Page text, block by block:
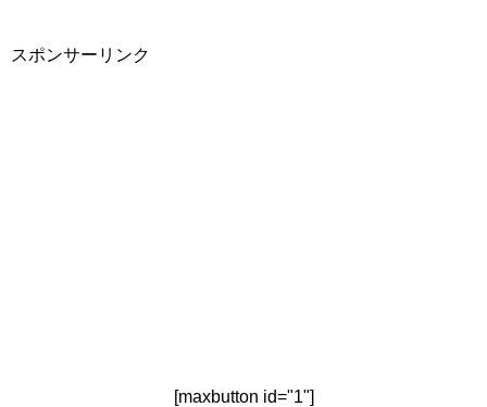
スポンサーリンク
[maxbutton id="1"]